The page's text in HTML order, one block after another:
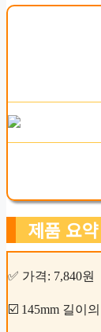
제품 요약
✅ 가격: 7,840원
☑️ 145mm 길이